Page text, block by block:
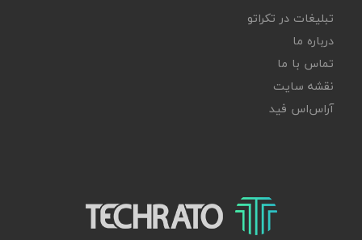
تبلیغات در تکراتو
درباره ما
تماس با ما
نقشه سایت
آر‌اس‌اس فید
تکراتو – زندگی با تکنولوژی